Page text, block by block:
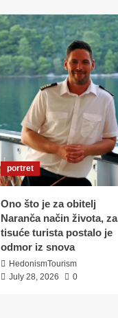
portret
Ono što je za obitelj
Naranča način života, za
tisuće turista postalo je
odmor iz snova
HedonismTourism
July 28, 2026
0